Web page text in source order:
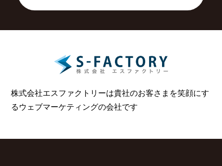
株式会社エスファクトリーは貴社のお客さまを笑顔にす
る ウェブマーケティングの会社です